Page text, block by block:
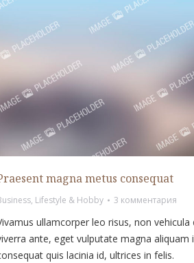
magna metus consequat
, Lifestyle & Hobby 3 комментария
ullamcorper leo risus, non
ante, eget vulputate magna aliquam
quis lacinia id, ultrices in felis.